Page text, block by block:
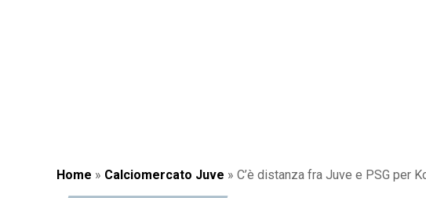
Home » Calciomercato Juve » C’è distanza fra Juve e PSG per